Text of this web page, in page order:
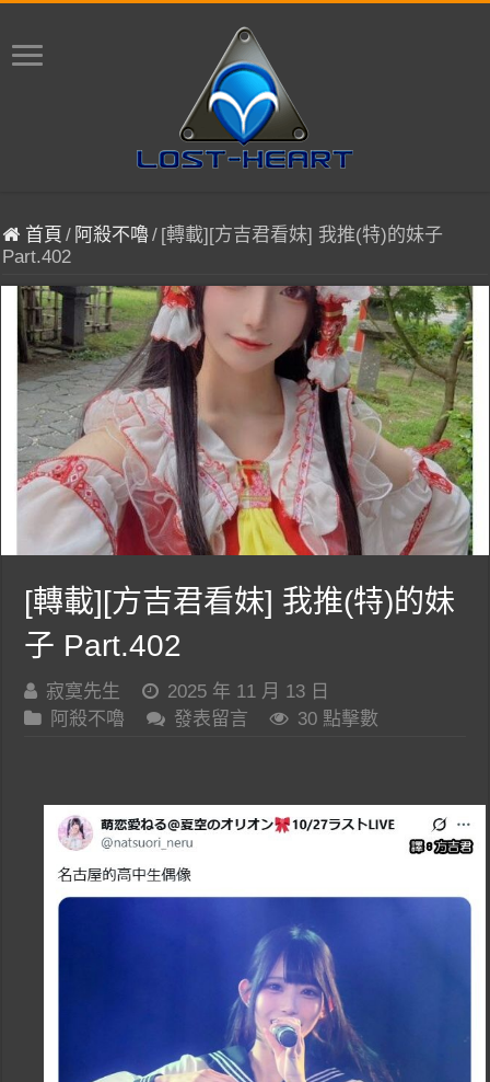
首頁 / 阿殺不嚕/ [轉載][方吉君看妹] 我推(特)的妹子
Part.402
[轉載][方吉君看妹] 我推(特)的妹
子 Part.402
寂寞先生
2025 年 11 月 13 日
阿殺不嚕
發表留言 30 點擊數